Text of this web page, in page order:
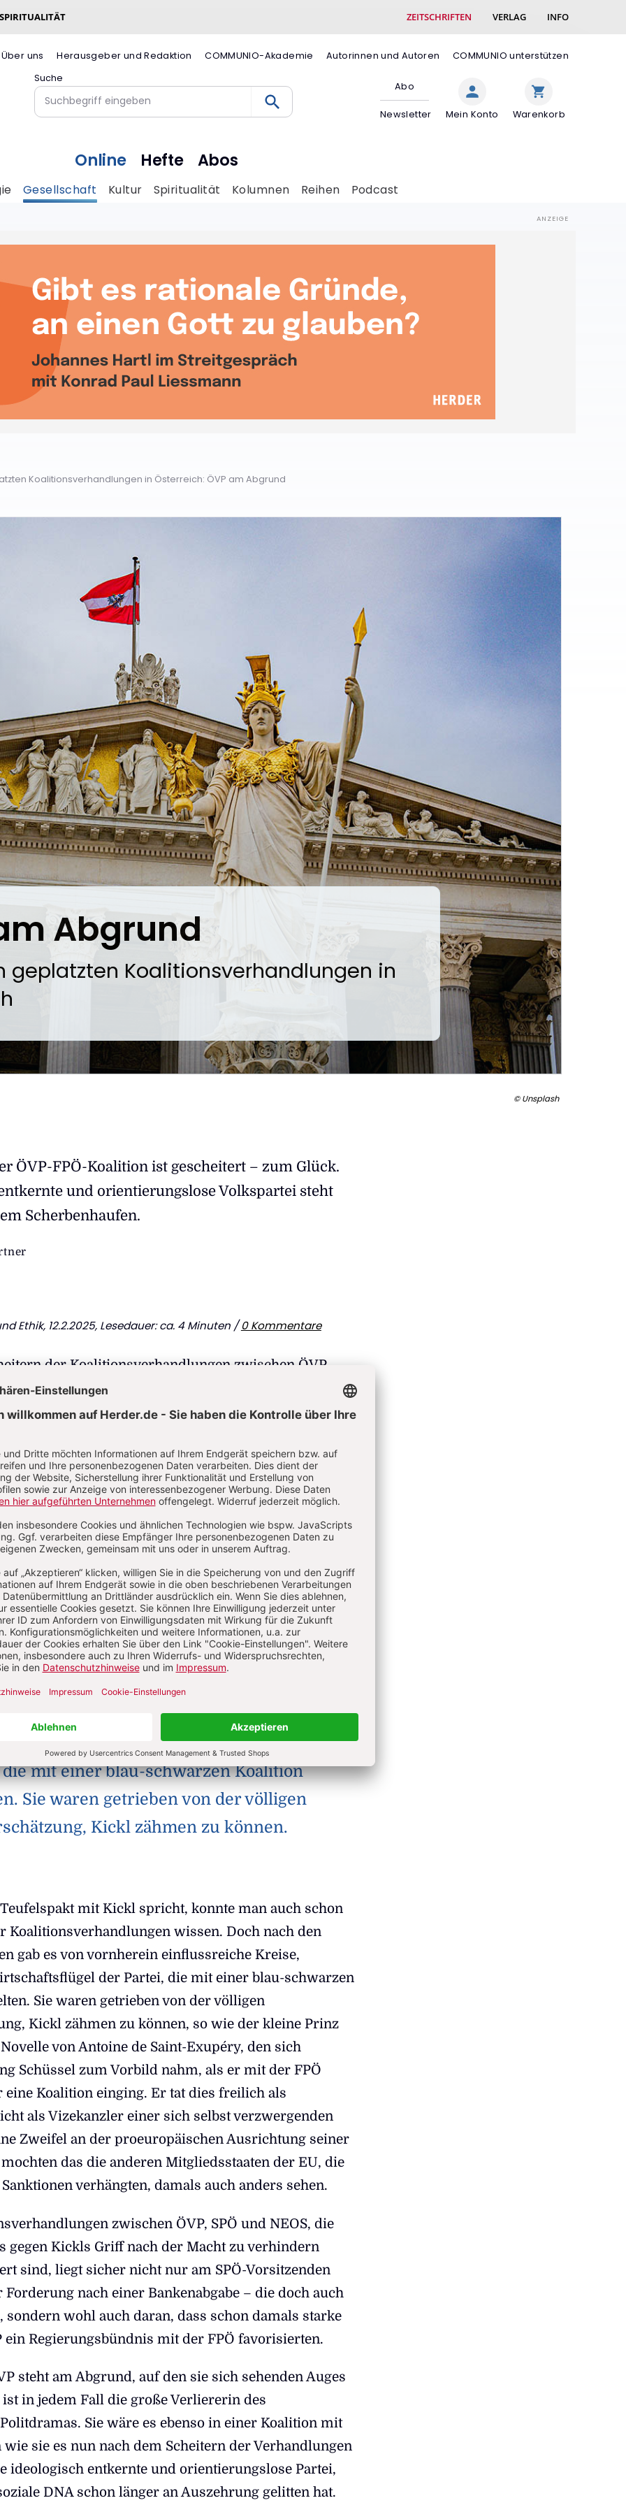
ZEITSCHRIFTEN VERLAG INFO
Über uns Herausgeber und Redaktion COMMUNIO-Akademie Autorinnen und Autoren
COMMUNIO unterstützen
Suche
Abo
Newsletter Mein Konto Warenkorb
Online Hefte Abos
Gesellschaft Kultur Spiritualität Kolumnen Reihen Podcast
Koalitionsverhandlungen in Österreich: ÖVP am Abgrund
© Unsplash
Abgrund
geplatzten Koalitionsverhandlungen in
ÖVP-FPÖ-Koalition ist gescheitert – zum Glück.
und orientierungslose Volkspartei steht
Scherbenhaufen.
Ethik, 12.2.2025, Lesedauer: ca. 4 Minuten /0 Kommentare
der Koalitionsverhandlungen zwischen ÖVP
kann man nur mit Erleichterung aufnehmen. Eine
Regierung unter dem Möchtegern-
auch für die staatstragende ÖVP, die sich weiterhin
der in Teilen rechtsextremen, EU-feindlichen und
FPÖ verbietet sich aus Gründen der Staatsraison.
Ursula Plassnik und der frühere EU-
Fischler, beide ÖVP-Mitglieder, haben sie einer
die an Deutlichkeit nichts zu wünschen übrig
gab es von vornherein
Kreise, namentlich im Wirtschaftsflügel
mit einer blau-schwarzen Koalition
Sie waren getrieben von der völligen
Kickl zähmen zu können.
mit Kickl spricht, konnte man auch schon
Koalitionsverhandlungen wissen. Doch nach den
gab es von vornherein einflussreiche Kreise,
der Partei, die mit einer blau-schwarzen
Sie waren getrieben von der völligen
Kickl zähmen zu können, so wie der kleine Prinz
von Antoine de Saint-Exupéry, den sich
Schüssel zum Vorbild nahm, als er mit der FPÖ
eine Koalition einging. Er tat dies freilich als
als Vizekanzler einer sich selbst verzwergenden
Zweifel an der proeuropäischen Ausrichtung seiner
das die anderen Mitgliedsstaaten der EU, die
verhängten, damals auch anders sehen.
zwischen ÖVP, SPÖ und NEOS, die
gegen Kickls Griff nach der Macht zu verhindern
sind, liegt sicher nicht nur am SPÖ-Vorsitzenden
nach einer Bankenabgabe – die doch auch
sondern wohl auch daran, dass schon damals starke
ein Regierungsbündnis mit der FPÖ favorisierten.
steht am Abgrund, auf den sie sich sehenden Auges
ist in jedem Fall die große Verliererin des
Sie wäre es ebenso in einer Koalition mit
wie sie es nun nach dem Scheitern der Verhandlungen
ideologisch entkernte und orientierungslose Partei,
DNA schon länger an Auszehrung gelitten hat.